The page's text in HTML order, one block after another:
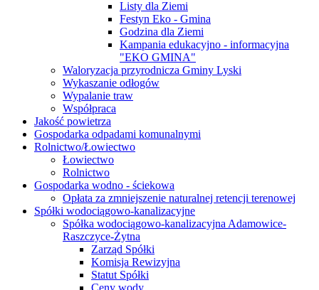
Listy dla Ziemi
Festyn Eko - Gmina
Godzina dla Ziemi
Kampania edukacyjno - informacyjna
"EKO GMINA"
Waloryzacja przyrodnicza Gminy Lyski
Wykaszanie odłogów
Wypalanie traw
Współpraca
Jakość powietrza
Gospodarka odpadami komunalnymi
Rolnictwo/Łowiectwo
Łowiectwo
Rolnictwo
Gospodarka wodno - ściekowa
Opłata za zmniejszenie naturalnej retencji terenowej
Spółki wodociągowo-kanalizacyjne
Spółka wodociągowo-kanalizacyjna Adamowice-
Raszczyce-Żytna
Zarząd Spółki
Komisja Rewizyjna
Statut Spółki
Ceny wody